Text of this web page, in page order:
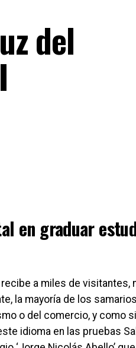
del
en graduar
a miles de visitantes,
la mayoría de los
o del comercio, y como
idioma en las pruebas